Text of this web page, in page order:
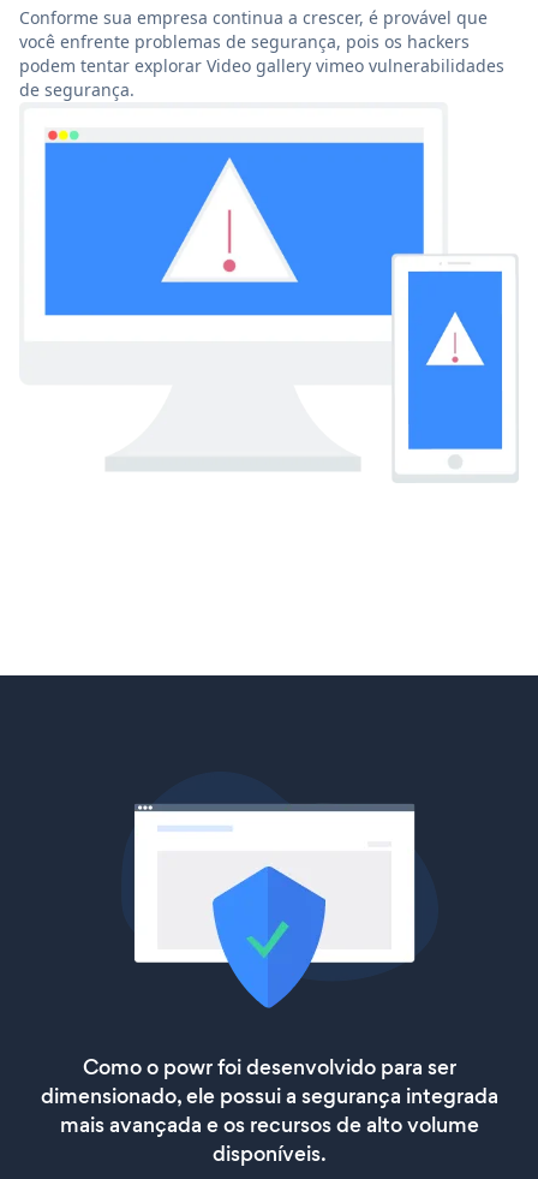
Conforme sua empresa continua a crescer, é provável que
você enfrente problemas de segurança, pois os hackers
podem tentar explorar Video gallery vimeo vulnerabilidades
de segurança.
Como o powr foi desenvolvido para ser
dimensionado, ele possui a segurança integrada
mais avançada e os recursos de alto volume
disponíveis.